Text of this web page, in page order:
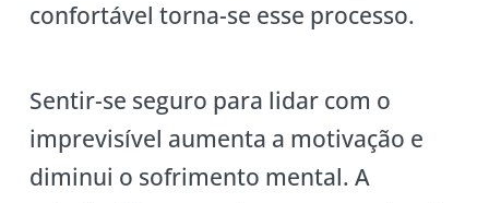
confortável torna-se esse processo.
Sentir-se seguro para lidar com o
imprevisível aumenta a motivação e
diminui o sofrimento mental. A